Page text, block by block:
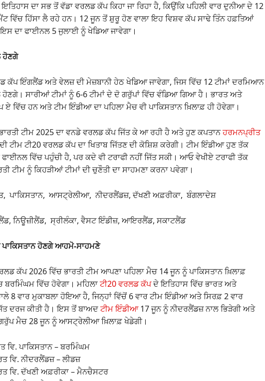
ਦਾ ਸਭ ਤੋਂ ਵੱਡਾ ਵਰਲਡ ਕੱਪ ਕਿਹਾ ਜਾ ਰਿਹਾ ਹੈ, ਕਿਉਂਕਿ ਪਹਿਲੀ ਵਾਰ ਦੁਨੀਆ ਦੇ 12
ਵਿੱਚ ਹਿੱਸਾ ਲੈ ਰਹੇ ਹਨ। 12 ਜੂਨ ਤੋਂ ਸ਼ੁਰੂ ਹੋਣ ਵਾਲਾ ਇਹ ਵਿਸ਼ਵ ਕੱਪ ਸਾਢੇ ਤਿੰਨ ਹਫ਼ਤਿਆਂ
ਦਾ ਫਾਈਨਲ 5 ਜੁਲਾਈ ਨੂੰ ਖੇਡਿਆ ਜਾਵੇਗਾ।
ਹੋਣਗੇ
ਕੱਪ ਇੰਗਲੈਂਡ ਅਤੇ ਵੇਲਜ਼ ਦੀ ਮੇਜ਼ਬਾਨੀ ਹੇਠ ਖੇਡਿਆ ਜਾਵੇਗਾ, ਜਿਸ ਵਿੱਚ 12 ਟੀਮਾਂ ਦਰਮਿਆਨ
ਸਾਰੀਆਂ ਟੀਮਾਂ ਨੂੰ 6-6 ਟੀਮਾਂ ਦੇ ਦੋ ਗਰੁੱਪਾਂ ਵਿੱਚ ਵੰਡਿਆ ਗਿਆ ਹੈ। ਭਾਰਤ ਅਤੇ
ਏ ਵਿੱਚ ਹਨ ਅਤੇ ਟੀਮ ਇੰਡੀਆ ਦਾ ਪਹਿਲਾ ਮੈਚ ਵੀ ਪਾਕਿਸਤਾਨ ਖ਼ਿਲਾਫ਼ ਹੀ ਹੋਵੇਗਾ।
ਟੀਮ 2025 ਦਾ ਵਨਡੇ ਵਰਲਡ ਕੱਪ ਜਿੱਤ ਕੇ ਆ ਰਹੀ ਹੈ ਅਤੇ ਹੁਣ ਕਪਤਾਨਹਰਮਨਪ੍ਰੀਤ
ਟੀਮ ਟੀ20 ਵਰਲਡ ਕੱਪ ਦਾ ਖਿਤਾਬ ਜਿੱਤਣ ਦੀ ਕੋਸ਼ਿਸ਼ ਕਰੇਗੀ। ਟੀਮ ਇੰਡੀਆ ਹੁਣ ਤੱਕ
ਵਿੱਚ ਪਹੁੰਚੀ ਹੈ, ਪਰ ਕਦੇ ਵੀ ਟਰਾਫੀ ਨਹੀਂ ਜਿੱਤ ਸਕੀ। ਆਓ ਵੇਖੀਏ ਟਰਾਫੀ ਤੱਕ
ਟੀਮ ਨੂੰ ਕਿਹੜੀਆਂ ਟੀਮਾਂ ਦੀ ਚੁਣੌਤੀ ਦਾ ਸਾਹਮਣਾ ਕਰਨਾ ਪਵੇਗਾ।
ਪਾਕਿਸਤਾਨ, ਆਸਟ੍ਰੇਲੀਆ, ਨੀਦਰਲੈਂਡਜ਼, ਦੱਖਣੀ ਅਫ਼ਰੀਕਾ, ਬੰਗਲਾਦੇਸ਼
ਨਿਊਜ਼ੀਲੈਂਡ, ਸ੍ਰੀਲੰਕਾ, ਵੈਸਟ ਇੰਡੀਜ਼, ਆਇਰਲੈਂਡ, ਸਕਾਟਲੈਂਡ
ਪਾਕਿਸਤਾਨ ਹੋਣਗੇ ਆਹਮੋ-ਸਾਹਮਣੇ
ਕੱਪ 2026 ਵਿੱਚ ਭਾਰਤੀ ਟੀਮ ਆਪਣਾ ਪਹਿਲਾ ਮੈਚ 14 ਜੂਨ ਨੂੰ ਪਾਕਿਸਤਾਨ ਖ਼ਿਲਾਫ਼
ਵਿੱਚ ਹੋਵੇਗਾ। ਮਹਿਲਾਟੀ20 ਵਰਲਡ ਕੱਪਦੇ ਇਤਿਹਾਸ ਵਿੱਚ ਭਾਰਤ ਅਤੇ
8 ਵਾਰ ਮੁਕਾਬਲਾ ਹੋਇਆ ਹੈ, ਜਿਨ੍ਹਾਂ ਵਿੱਚੋਂ 6 ਵਾਰ ਟੀਮ ਇੰਡੀਆ ਅਤੇ ਸਿਰਫ਼ 2 ਵਾਰ
ਦਰਜ ਕੀਤੀ ਹੈ। ਇਸ ਤੋਂ ਬਾਅਦਟੀਮ ਇੰਡੀਆ17 ਜੂਨ ਨੂੰ ਨੀਦਰਲੈਂਡਜ਼ ਨਾਲ ਭਿੜੇਗੀ ਅਤੇ
ਮੈਚ 28 ਜੂਨ ਨੂੰ ਆਸਟ੍ਰੇਲੀਆ ਖ਼ਿਲਾਫ਼ ਖੇਡੇਗੀ।
ਵਿ. ਪਾਕਿਸਤਾਨ – ਬਰਮਿੰਘਮ
ਵਿ. ਨੀਦਰਲੈਂਡਜ਼ – ਲੀਡਜ਼
ਵਿ. ਦੱਖਣੀ ਅਫ਼ਰੀਕਾ – ਮੈਨਚੈਸਟਰ